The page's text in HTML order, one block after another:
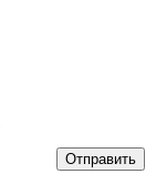
Отправить